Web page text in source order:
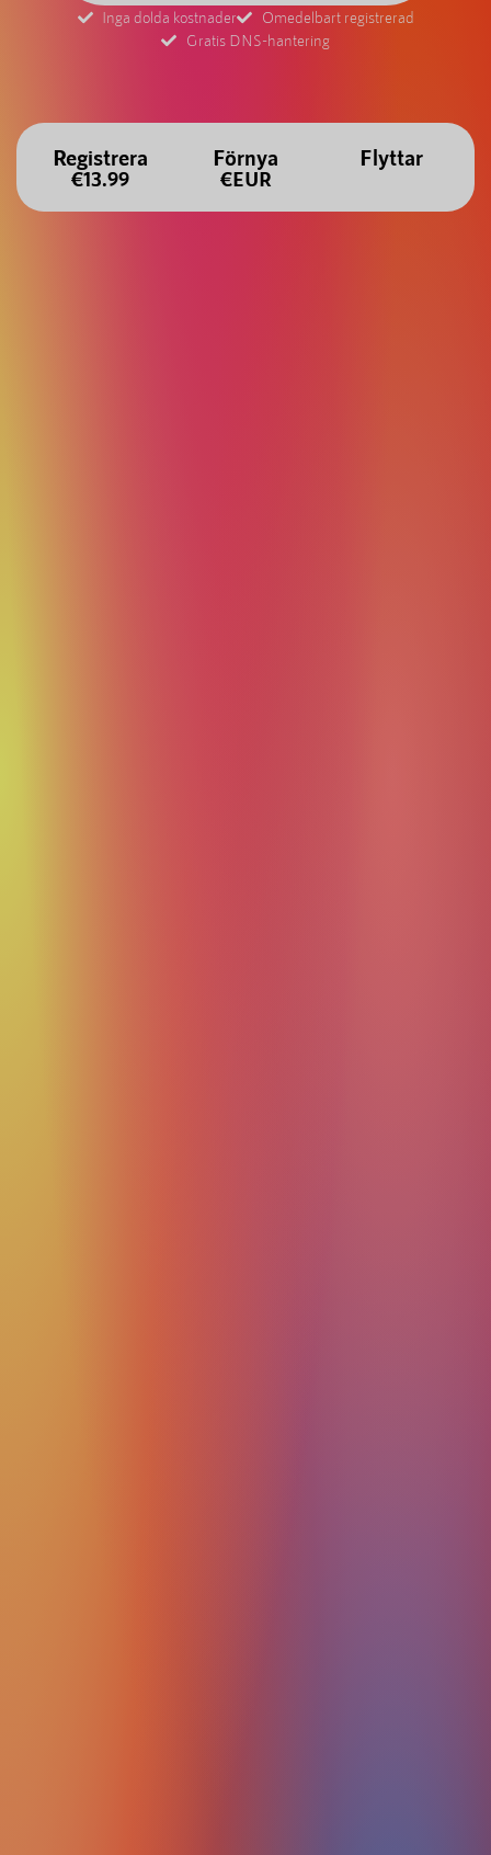
Inga dolda kostnader
Omedelbart registrerad
Gratis DNS-hantering
Registrera
€13.99
Förnya
€EUR
Flyttar